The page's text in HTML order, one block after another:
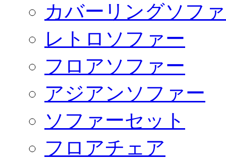
カバーリングソフ
レトロソファー
フロアソファー
アジアンソファー
ソファーセット
フロアチェア